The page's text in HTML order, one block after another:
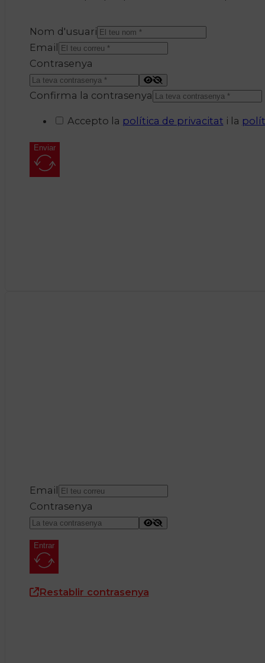
Nom d'usuari
Email
Contrasenya
Confirma la contrasenya
Accepto la política de privacitat i la
Enviar
Email
Contrasenya
Entrar
Restablir contrasenya